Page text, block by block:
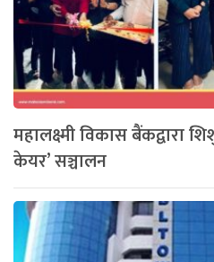
महालक्ष्मी विकास बैंकद्वारा
केयर’ सञ्चालन